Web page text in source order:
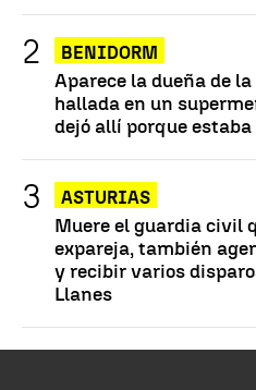
BENIDORM
Aparece la dueña de
hallada en un
dejó allí porque
ASTURIAS
Muere el guardia civil
expareja, también
y recibir varios
Llanes